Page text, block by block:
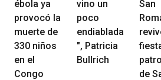
ébola ya
provocó la
muerte de
330 niños
en el
Congo
vino un
poco
endiablada
", Patricia
Bullrich
San
de